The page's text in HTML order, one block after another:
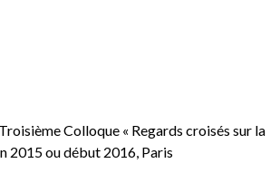
Troisième Colloque « Regards croisés sur la
2015 ou début 2016, Paris